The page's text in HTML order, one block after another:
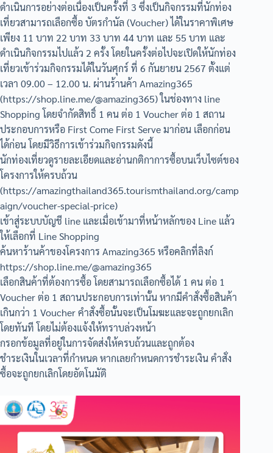
ดำเนินการอย่างต่อเนื่องเป็นครั้งที่ 3 ซึ่งเป็นกิจกรรมที่นักท่อง
เที่ยวสามารถเลือกซื้อ บัตรกำนัล (Voucher) ได้ในราคาพิเศษ
เพียง 11 บาท 22 บาท 33 บาท 44 บาท และ 55 บาท และ
ดำเนินกิจกรรมไปแล้ว 2 ครั้ง โดยในครั้งต่อไปจะเปิดให้นักท่อง
เที่ยวเข้าร่วมกิจกรรมได้ในวันศุกร์ ที่ 6 กันยายน 2567 ตั้งแต่
เวลา 09.00 – 12.00 น. ผ่านร้านค้า Amazing365
(https://shop.line.me/@amazing365) ในช่องทาง line
Shopping โดยจำกัดสิทธิ์ 1 คน ต่อ 1 Voucher ต่อ 1 สถาน
ประกอบการหรือ First Come First Serve มาก่อน เลือกก่อน
ได้ก่อน โดยมีวิธีการเข้าร่วมกิจกรรมดังนี้
นักท่องเที่ยวดูรายละเอียดและอ่านกติกาการซื้อบนเว็บไซต์ของ
โครงการให้ครบถ้วน
(https://amazingthailand365.tourismthailand.org/camp
aign/voucher-special-price)
เข้าสู่ระบบบัญชี line และเมื่อเข้ามาที่หน้าหลักของ Line แล้ว
ให้เลือกที่ Line Shopping
ค้นหาร้านค้าของโครงการ Amazing365 หรือคลิกที่ลิงก์
https://shop.line.me/@amazing365
เลือกสินค้าที่ต้องการซื้อ โดยสามารถเลือกซื้อได้ 1 คน ต่อ 1
Voucher ต่อ 1 สถานประกอบการเท่านั้น หากมีคำสั่งซื้อสินค้า
เกินกว่า 1 Voucher คำสั่งซื้อนั้นจะเป็นโมฆะและจะถูกยกเลิก
โดยทันที โดยไม่ต้องแจ้งให้ทราบล่วงหน้า
กรอกข้อมูลที่อยู่ในการจัดส่งให้ครบถ้วนและถูกต้อง
ชำระเงินในเวลาที่กำหนด หากเลยกำหนดการชำระเงิน คำสั่ง
ซื้อจะถูกยกเลิกโดยอัตโนมัติ